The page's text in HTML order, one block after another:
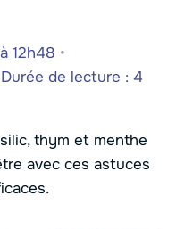
12h48 •
Durée de lecture : 4
thym et menthe
avec ces astuces